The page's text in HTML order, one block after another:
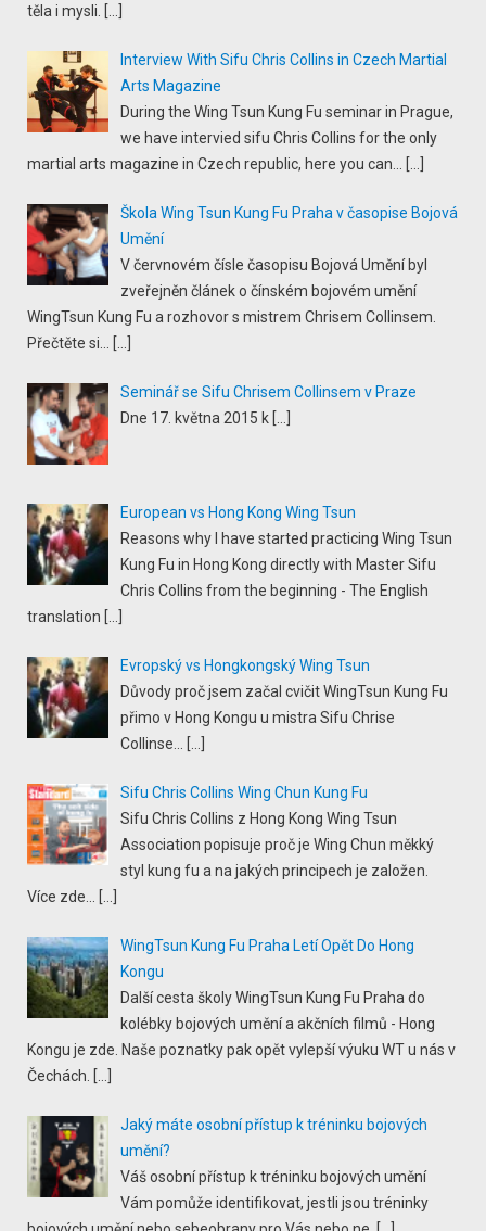
těla i mysli.
Interview With Sifu Chris Collins in Czech Martial
Arts Magazine
During the Wing Tsun Kung Fu seminar in Prague,
we have intervied sifu Chris Collins for the only
martial arts magazine in Czech republic, here you can...
Škola Wing Tsun Kung Fu Praha v časopise Bojová
Umění
V červnovém čísle časopisu Bojová Umění byl
zveřejněn článek o čínském bojovém umění
WingTsun Kung Fu a rozhovor s mistrem Chrisem Collinsem.
Přečtěte si...
Seminář se Sifu Chrisem Collinsem v Praze
Dne 17. května 2015 k
European vs Hong Kong Wing Tsun
Reasons why I have started practicing Wing Tsun
Kung Fu in Hong Kong directly with Master Sifu
Chris Collins from the beginning - The English
translation
Evropský vs Hongkongský Wing Tsun
Důvody proč jsem začal cvičit WingTsun Kung Fu
přimo v Hong Kongu u mistra Sifu Chrise
Collinse...
Sifu Chris Collins Wing Chun Kung Fu
Sifu Chris Collins z Hong Kong Wing Tsun
Association popisuje proč je Wing Chun měkký
styl kung fu a na jakých principech je založen.
Více zde...
WingTsun Kung Fu Praha Letí Opět Do Hong
Kongu
Další cesta školy WingTsun Kung Fu Praha do
kolébky bojových umění a akčních filmů - Hong
Kongu je zde. Naše poznatky pak opět vylepší výuku WT u nás v
Čechách.
Jaký máte osobní přístup k tréninku bojových
umění?
Váš osobní přístup k tréninku bojových umění
Vám pomůže identifikovat, jestli jsou tréninky